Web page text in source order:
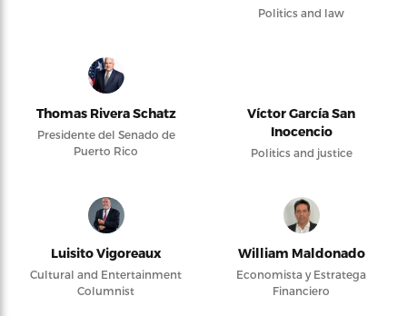
Politics and law
Thomas Rivera Schatz
Presidente del Senado de
Puerto Rico
Víctor García San
Inocencio
Politics and justice
Luisito Vigoreaux
Cultural and Entertainment
Columnist
William Maldonado
Economista y Estratega
Financiero